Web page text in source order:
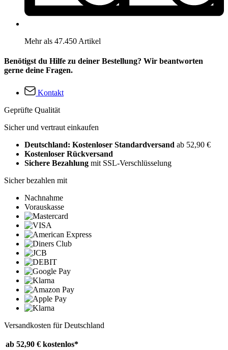
Mehr als 47.450 Artikel
Benötigst du Hilfe zu deiner Bestellung? Wir beantworten
gerne deine Fragen.
Kontakt
Geprüfte Qualität
Sicher und vertraut einkaufen
Deutschland: Kostenloser Standardversand ab 52,90 €
Kostenloser Rückversand
Sichere Bezahlung mit SSL-Verschlüsselung
Sicher bezahlen mit
Nachnahme
Vorauskasse
Versandkosten für Deutschland
ab 52,90 € kostenlos*